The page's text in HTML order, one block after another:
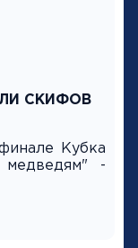
СКИФОВ
Кубка
медведям" -